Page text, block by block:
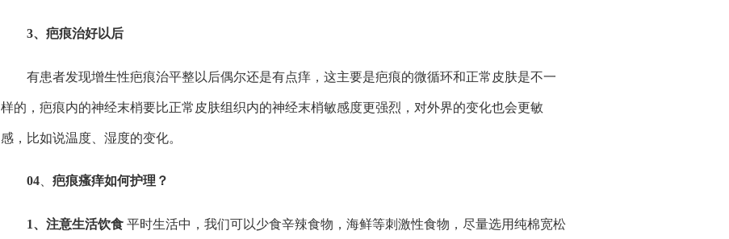
3、疤痕治好以后
有患者发现增生性疤痕治平整以后偶尔还是有点痒，这主要是疤痕的微循环和正常皮肤是不一
样的，疤痕内的神经末梢要比正常皮肤组织内的神经末梢敏感度更强烈，对外界的变化也会更敏
感，比如说温度、湿度的变化。
04 疤痕瘙痒如何护理？
1、注意生活饮食 平时生活中，我们可以少食辛辣食物，海鲜等刺激性食物，尽量选用纯棉宽松